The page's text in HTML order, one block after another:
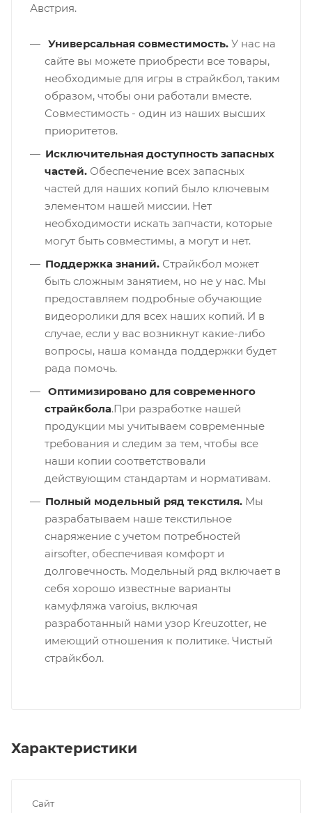
Австрия.
Универсальная совместимость. У нас на
сайте вы можете приобрести все товары,
необходимые для игры в страйкбол, таким
образом, чтобы они работали вместе.
Совместимость - один из наших высших
приоритетов.
Исключительная доступность запасных
частей.Обеспечение всех запасных
частей для наших копий было ключевым
элементом нашей миссии. Нет
необходимости искать запчасти, которые
могут быть совместимы, а могут и нет.
Поддержка знаний. Страйкбол может
быть сложным занятием, но не у нас. Мы
предоставляем подробные обучающие
видеоролики для всех наших копий. И в
случае, если у вас возникнут какие-либо
вопросы, наша команда поддержки будет
рада помочь.
Оптимизировано для современного
страйкбола.При разработке нашей
продукции мы учитываем современные
требования и следим за тем, чтобы все
наши копии соответствовали
действующим стандартам и нормативам.
Полный модельный ряд текстиля.Мы
разрабатываем наше текстильное
снаряжение с учетом потребностей
airsofter, обеспечивая комфорт и
долговечность. Модельный ряд включает в
себя хорошо известные варианты
камуфляжа varoius, включая
разработанный нами узор Kreuzotter, не
имеющий отношения к политике. Чистый
страйкбол.
Характеристики
Сайт